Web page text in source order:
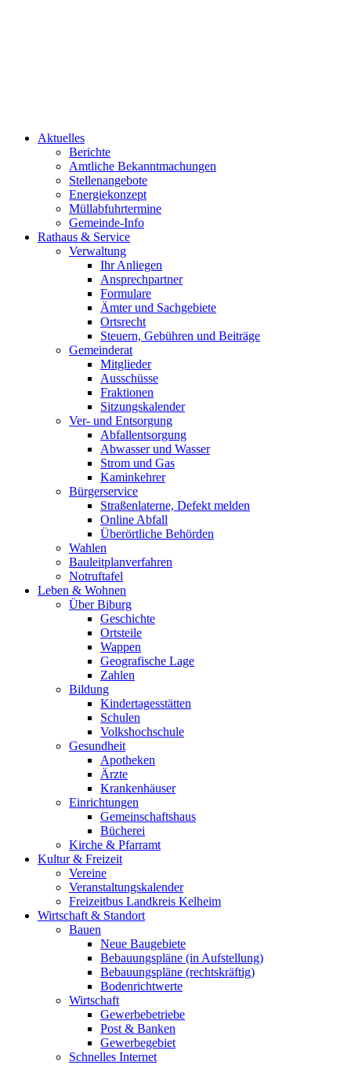
Aktuelles
Berichte
Amtliche Bekanntmachungen
Stellenangebote
Energiekonzept
Müllabfuhrtermine
Gemeinde-Info
Rathaus & Service
Verwaltung
Ihr Anliegen
Ansprechpartner
Formulare
Ämter und Sachgebiete
Ortsrecht
Steuern, Gebühren und Beiträge
Gemeinderat
Mitglieder
Ausschüsse
Fraktionen
Sitzungskalender
Ver- und Entsorgung
Abfallentsorgung
Abwasser und Wasser
Strom und Gas
Kaminkehrer
Bürgerservice
Straßenlaterne, Defekt melden
Online Abfall
Überörtliche Behörden
Wahlen
Bauleitplanverfahren
Notruftafel
Leben & Wohnen
Über Biburg
Geschichte
Ortsteile
Wappen
Geografische Lage
Zahlen
Bildung
Kindertagesstätten
Schulen
Volkshochschule
Gesundheit
Apotheken
Ärzte
Krankenhäuser
Einrichtungen
Gemeinschaftshaus
Bücherei
Kirche & Pfarramt
Kultur & Freizeit
Vereine
Veranstaltungskalender
Freizeitbus Landkreis Kelheim
Wirtschaft & Standort
Bauen
Neue Baugebiete
Bebauungspläne (in Aufstellung)
Bebauungspläne (rechtskräftig)
Bodenrichtwerte
Wirtschaft
Gewerbebetriebe
Post & Banken
Gewerbegebiet
Schnelles Internet